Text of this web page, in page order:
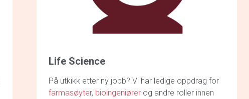
Life Science
På utkikk etter ny jobb? Vi har ledige oppdrag for
farmasøyter, bioingeniører og andre roller innen